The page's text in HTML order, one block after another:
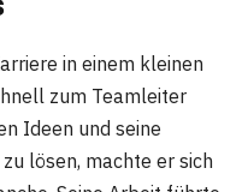
in einem kleinen
zum Teamleiter
Ideen und seine
lösen, machte er sich